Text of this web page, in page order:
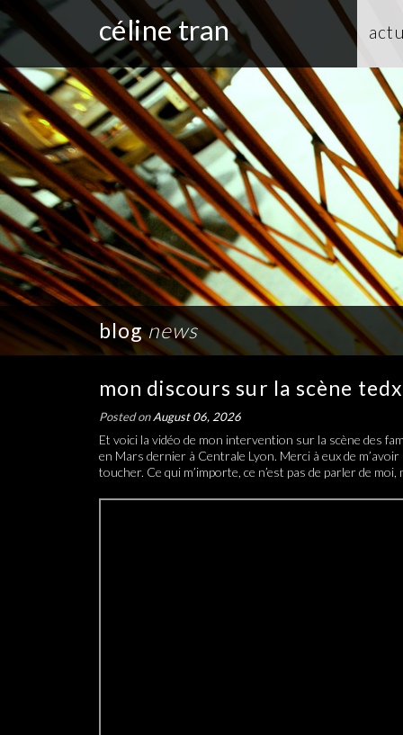
céline tran
blognews
mon discours sur la scène
Posted onAugust 06, 2026
Et voici la vidéo de mon intervention sur la scène des
en Mars dernier à Centrale Lyon. Merci à eux de
toucher. Ce qui m’importe, ce n’est pas de parler de